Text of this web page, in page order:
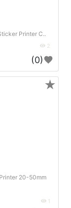
Printer C..
2
(0)
20-50mm
1
★